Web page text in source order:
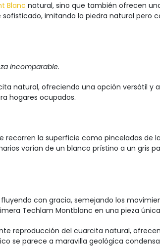
Blanc natural, sino que también ofrecen
imitando la piedra natural pero
incomparable.
natural, ofreciendo una opción versátil y
hogares ocupados.
recorren la superficie como pinceladas de
varían de un blanco prístino a un gris
con gracia, semejando los
Techlam Montblanc en una pieza
reproducción del cuarcita natural,
se parece a maravilla geológica